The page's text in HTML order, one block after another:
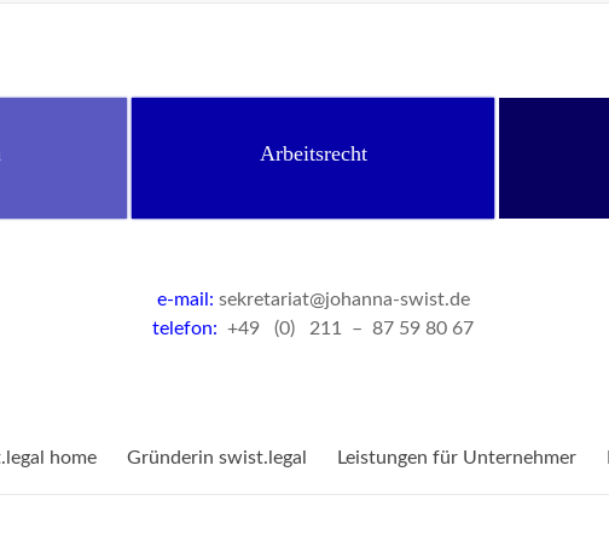
Arbeitsrecht
e-mail: sekretariat@johanna-swist.de
telefon: +49 (0) 211 – 87 59 80 67
home Gründerin swist.legal Leistungen für Unternehmer